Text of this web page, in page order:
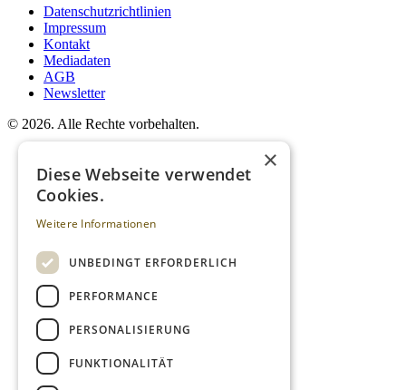
Datenschutzrichtlinien
Impressum
Kontakt
Mediadaten
AGB
Newsletter
© 2026. Alle Rechte vorbehalten.
×
Diese Webseite verwendet
Cookies.
Weitere Informationen
UNBEDINGT ERFORDERLICH
PERFORMANCE
PERSONALISIERUNG
FUNKTIONALITÄT